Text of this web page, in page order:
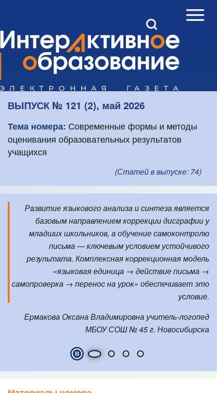
Поиск
Open Sidebar
Open Search Block
ВЫПУСК № 121 (2), май 2026
Тема номера: Современные формы и методы
оценивания образовательных результатов
учащихся
(Статей в выпуске: 74)
Слайд-шоу
Slide 1 of 4
Развитие языкового анализа и синтеза является
базовым направлением коррекции дисграфии у
младших школьников, а обучение самоконтролю
письма — ключевым условием устойчивого
результата. Комплексная коррекционная модель
«языковая единица → действие письма →
самопроверка → перенос на урок» обеспечивает это
условие.
Ермакова Оксана Владимировна учитель-логопед
МБОУ СОШ № 45 г. Новосибирска
Play and Stop Slideshow